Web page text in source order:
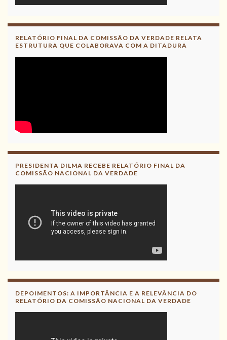
RELATÓRIO FINAL DA COMISSÃO DA VERDADE RELATA
ESTRUTURA QUE COLABORAVA COM A DITADURA
PRESIDENTA DILMA RECEBE RELATÓRIO FINAL DA
COMISSÃO NACIONAL DA VERDADE
DEPOIMENTOS: A IMPORTÂNCIA E A RELEVÂNCIA DO
RELATÓRIO DA COMISSÃO NACIONAL DA VERDADE